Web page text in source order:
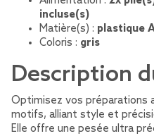
incluse(s)
Matière(s) : plastique
Coloris : gris
Description
Optimisez vos préparations
motifs, alliant style et
Elle offre une pesée ultra